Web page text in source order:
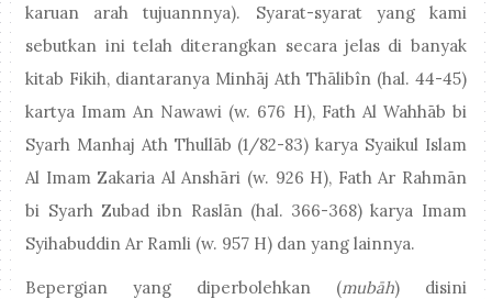
karuan arah tujuannnya). Syarat-syarat yang kami
sebutkan ini telah diterangkan secara jelas di banyak
kitab Fikih, diantaranya Minhāj Ath Thālibîn (hal. 44-45)
kartya Imam An Nawawi (w. 676 H), Fath Al Wahhāb bi
Syarh Manhaj Ath Thullāb (1/82-83) karya Syaikul Islam
Al Imam Zakaria Al Anshāri (w. 926 H), Fath Ar Rahmān
bi Syarh Zubad ibn Raslān (hal. 366-368) karya Imam
Syihabuddin Ar Ramli (w. 957 H) dan yang lainnya.
Bepergian yang diperbolehkan (mubāh) disini